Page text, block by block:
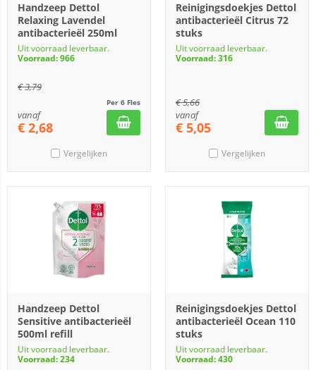
Handzeep Dettol
Relaxing Lavendel
antibacterieël 250ml
Uit voorraad leverbaar.
Voorraad: 966
€3,79
Per 6 Fles
vanaf
€ 2,68
Vergelijken
Reinigingsdoekjes Dettol
antibacterieël Citrus 72
stuks
Uit voorraad leverbaar.
Voorraad: 316
€5,66
vanaf
€ 5,05
Vergelijken
Handzeep Dettol
Sensitive antibacterieël
500ml refill
Uit voorraad leverbaar.
Voorraad: 234
Reinigingsdoekjes Dettol
antibacterieël Ocean 110
stuks
Uit voorraad leverbaar.
Voorraad: 430